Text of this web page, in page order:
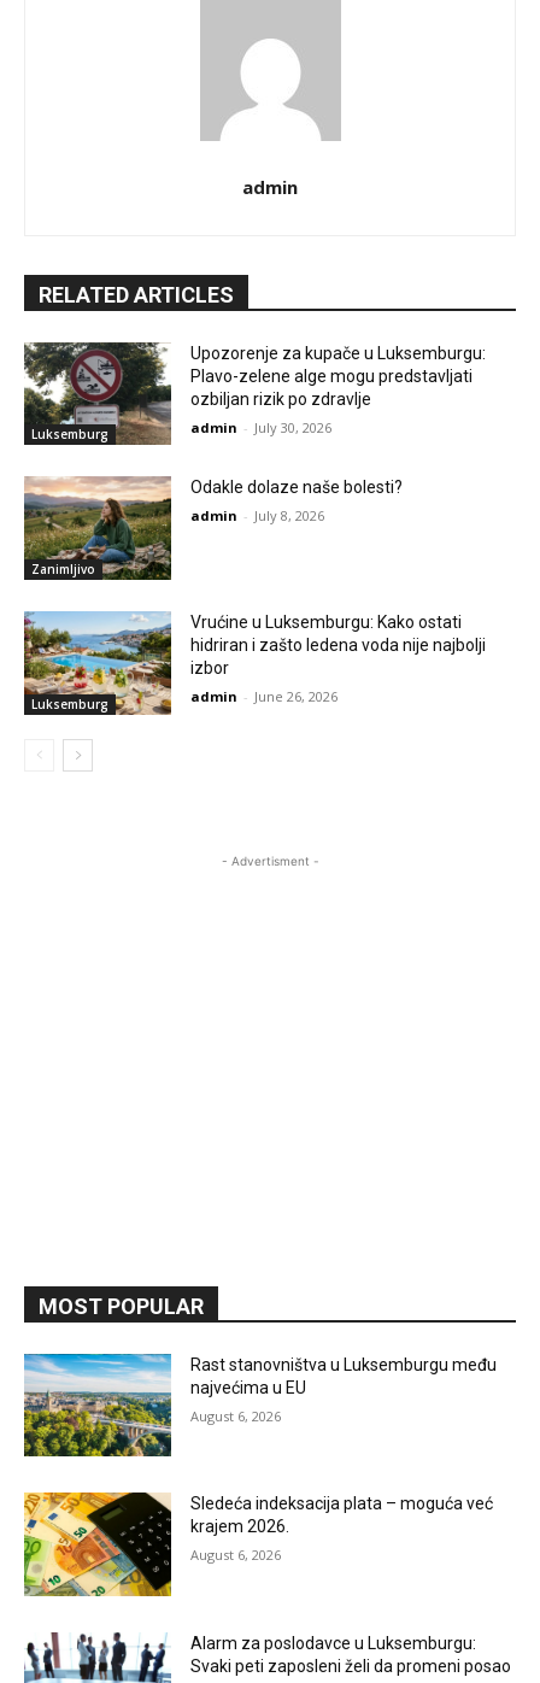
admin
RELATED ARTICLES
Luksemburg
Upozorenje za kupače u Luksemburgu:
Plavo-zelene alge mogu predstavljati
ozbiljan rizik po zdravlje
admin - July 30, 2026
Zanimljivo
Odakle dolaze naše bolesti?
admin - July 8, 2026
Luksemburg
Vrućine u Luksemburgu: Kako ostati
hidriran i zašto ledena voda nije najbolji
izbor
admin - June 26, 2026
- Advertisment -
MOST POPULAR
Rast stanovništva u Luksemburgu među
najvećima u EU
August 6, 2026
Sledeća indeksacija plata – moguća već
krajem 2026.
August 6, 2026
Alarm za poslodavce u Luksemburgu:
Svaki peti zaposleni želi da promeni posao